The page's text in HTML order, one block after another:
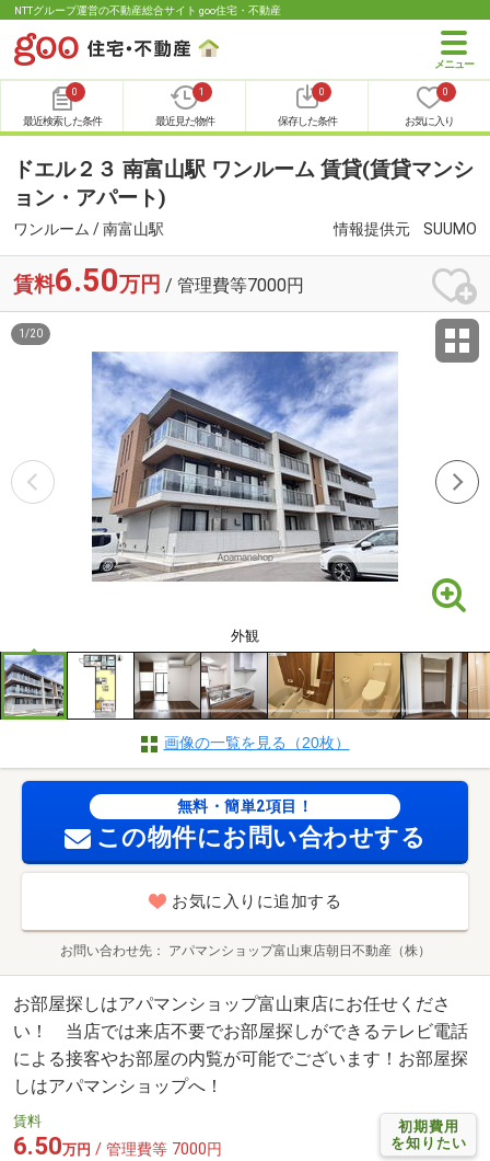
NTTグループ運営の不動産総合サイト goo住宅・不動産
0
最近検索した条件
1
最近見た物件
0
保存した条件
0
お気に入り
ドエル２３ 南富山駅 ワンルーム 賃貸(賃貸マンシ
ョン・アパート)
ワンルーム / 南富山駅 情報提供元 SUUMO
賃料6.50万円 / 管理費等7000円
外観
1 /20
画像の一覧を見る（20枚）
無料・簡単2項目！
この物件にお問い合わせする
お気に入りに追加する
お問い合わせ先 アパマンショップ富山東店朝日不動産（株）
お部屋探しはアパマンショップ富山東店にお任せくださ
い！ 当店では来店不要でお部屋探しができるテレビ電話
による接客やお部屋の内覧が可能でございます！お部屋探
しはアパマンショップへ！
初期費用
を知りたい
賃料
6.50万円 / 管理費等 7000円